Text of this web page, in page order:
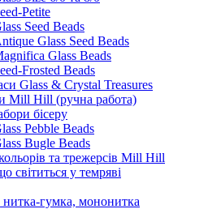
Petite
Seed Beads
Glass Seed Beads
Glass Beads
Frosted Beads
Glass & Crystal Treasures
Mill Hill (ручна работа)
бісеру
Pebble Beads
Bugle Beads
та трежерсів Mill Hill
світиться у темряві
гумка, мононитка